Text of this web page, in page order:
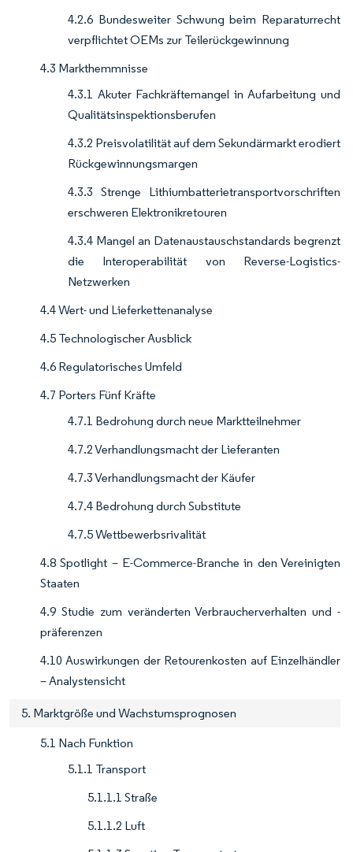
4.2.6 Bundesweiter Schwung beim Reparaturrecht
verpflichtet OEMs zur Teilerückgewinnung
4.3 Markthemmnisse
4.3.1 Akuter Fachkräftemangel in Aufarbeitung und
Qualitätsinspektionsberufen
4.3.2 Preisvolatilität auf dem Sekundärmarkt erodiert
Rückgewinnungsmargen
4.3.3 Strenge Lithiumbatterietransportvorschriften
erschweren Elektronikretouren
4.3.4 Mangel an Datenaustauschstandards begrenzt
die Interoperabilität von Reverse-Logistics-
Netzwerken
4.4 Wert- und Lieferkettenanalyse
4.5 Technologischer Ausblick
4.6 Regulatorisches Umfeld
4.7 Porters Fünf Kräfte
4.7.1 Bedrohung durch neue Marktteilnehmer
4.7.2 Verhandlungsmacht der Lieferanten
4.7.3 Verhandlungsmacht der Käufer
4.7.4 Bedrohung durch Substitute
4.7.5 Wettbewerbsrivalität
4.8 Spotlight – E-Commerce-Branche in den Vereinigten
Staaten
4.9 Studie zum veränderten Verbraucherverhalten und -
präferenzen
4.10 Auswirkungen der Retourenkosten auf Einzelhändler
– Analystensicht
5. Marktgröße und Wachstumsprognosen
5.1 Nach Funktion
5.1.1 Transport
5.1.1.1 Straße
5.1.1.2 Luft